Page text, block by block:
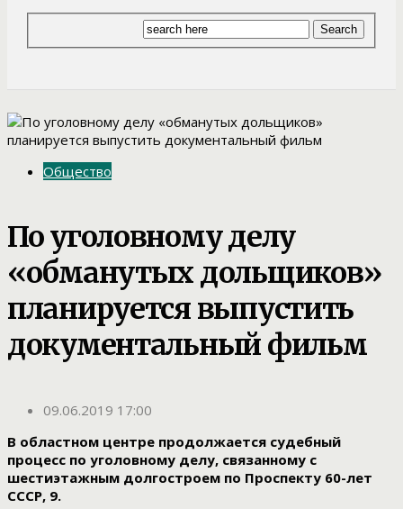
Общество
По уголовному делу
«обманутых дольщиков»
планируется выпустить
документальный фильм
09.06.2019 17:00
В областном центре продолжается судебный
процесс по уголовному делу, связанному с
шестиэтажным долгостроем по Проспекту 60-лет
СССР, 9.